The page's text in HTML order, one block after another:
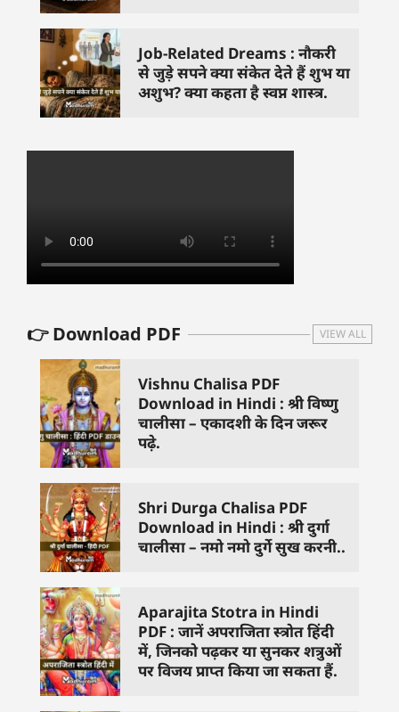
Job-Related Dreams : नौकरी
से जुड़े सपने क्या संकेत देते हैं शुभ या
अशुभ? क्या कहता है स्वप्न शास्त्र.
👉 Download PDF VIEW ALL
Vishnu Chalisa PDF
Download in Hindi : श्री विष्णु
चालीसा – एकादशी के दिन जरूर
पढ़े.
Shri Durga Chalisa PDF
Download in Hindi : श्री दुर्गा
चालीसा – नमो नमो दुर्गे सुख करनी..
Aparajita Stotra in Hindi
PDF : जानें अपराजिता स्त्रोत हिंदी
में, जिनको पढ़कर या सुनकर शत्रुओं
पर विजय प्राप्त किया जा सकता हैं.